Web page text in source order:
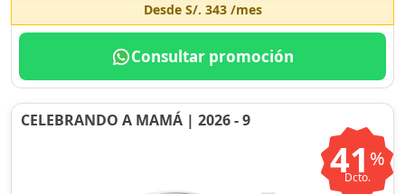
Desde S/. 343/mes
Consultar promoción
CELEBRANDO A MAMÁ | 2026 - 9
41 %
Dcto.